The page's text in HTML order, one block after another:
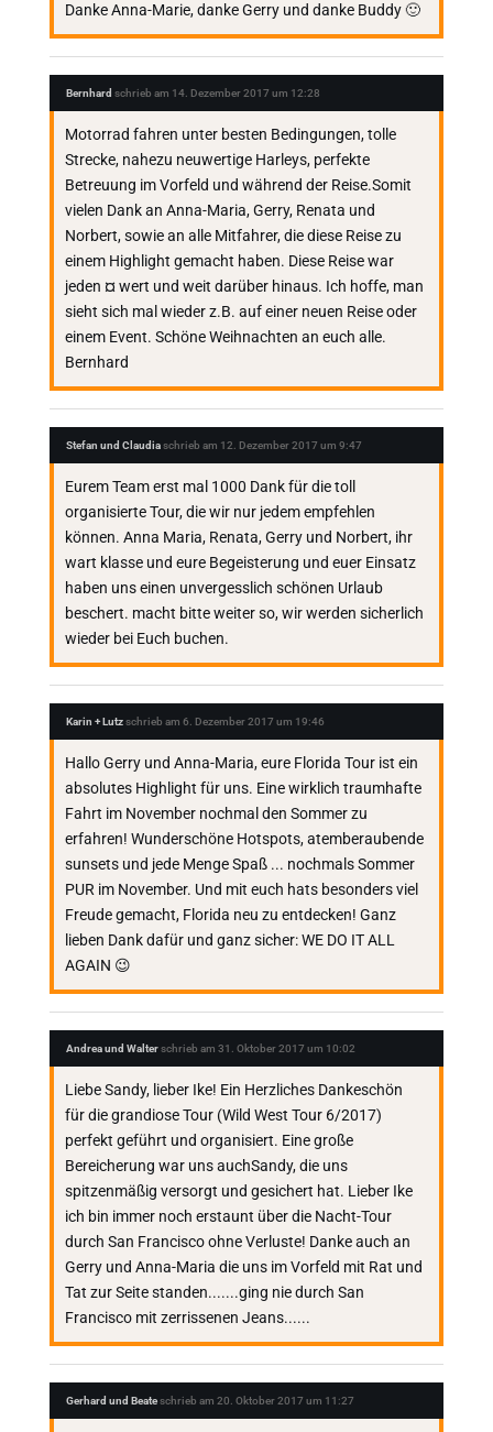
Danke Anna-Marie, danke Gerry und danke Buddy 🙂
Bernhard schrieb am 14. Dezember 2017 um 12:28
Motorrad fahren unter besten Bedingungen, tolle
Strecke, nahezu neuwertige Harleys, perfekte
Betreuung im Vorfeld und während der Reise.Somit
vielen Dank an Anna-Maria, Gerry, Renata und
Norbert, sowie an alle Mitfahrer, die diese Reise zu
einem Highlight gemacht haben. Diese Reise war
jeden ¤ wert und weit darüber hinaus. Ich hoffe, man
sieht sich mal wieder z.B. auf einer neuen Reise oder
einem Event. Schöne Weihnachten an euch alle.
Bernhard
Stefan und Claudiaschrieb am 12. Dezember 2017 um 9:47
Eurem Team erst mal 1000 Dank für die toll
organisierte Tour, die wir nur jedem empfehlen
können. Anna Maria, Renata, Gerry und Norbert, ihr
wart klasse und eure Begeisterung und euer Einsatz
haben uns einen unvergesslich schönen Urlaub
beschert. macht bitte weiter so, wir werden sicherlich
wieder bei Euch buchen.
Karin + Lutzschrieb am 6. Dezember 2017 um 19:46
Hallo Gerry und Anna-Maria, eure Florida Tour ist ein
absolutes Highlight für uns. Eine wirklich traumhafte
Fahrt im November nochmal den Sommer zu
erfahren! Wunderschöne Hotspots, atemberaubende
sunsets und jede Menge Spaß ... nochmals Sommer
PUR im November. Und mit euch hats besonders viel
Freude gemacht, Florida neu zu entdecken! Ganz
lieben Dank dafür und ganz sicher: WE DO IT ALL
AGAIN 😉
Andrea und Walterschrieb am 31. Oktober 2017 um 10:02
Liebe Sandy, lieber Ike! Ein Herzliches Dankeschön
für die grandiose Tour (Wild West Tour 6/2017)
perfekt geführt und organisiert. Eine große
Bereicherung war uns auchSandy, die uns
spitzenmäßig versorgt und gesichert hat. Lieber Ike
ich bin immer noch erstaunt über die Nacht-Tour
durch San Francisco ohne Verluste! Danke auch an
Gerry und Anna-Maria die uns im Vorfeld mit Rat und
Tat zur Seite standen.......ging nie durch San
Francisco mit zerrissenen Jeans......
Gerhard und Beateschrieb am 20. Oktober 2017 um 11:27